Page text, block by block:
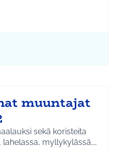
Hyrylä
mukaan: Infra ja liikenne
muuntajat
sekä koristeita
myllykylässä,…